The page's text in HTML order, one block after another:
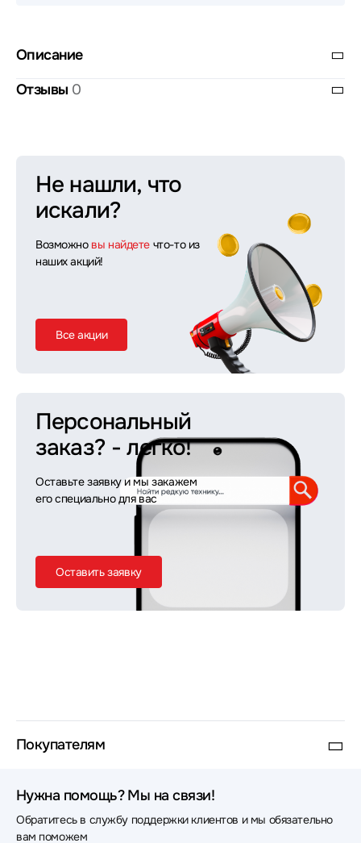
Описание
Отзывы 0
Не нашли, что
искали?
Возможно вы найдете что-то из
наших акций!
Все акции
Персональный
заказ? - легко!
Оставьте заявку и мы закажем
его специально для вас
Оставить заявку
Покупателям
Нужна помощь? Мы на связи!
Обратитесь в службу поддержки клиентов и мы обязательно
вам поможем